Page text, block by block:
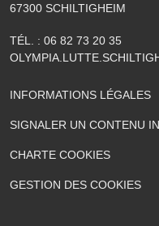
67300 SCHILTIGHEIM
TÉL. : 06 82 73 20 35
INFORMATIONS LÉGALES
SIGNALER UN CONTENU
CHARTE COOKIES
GESTION DES COOKIES